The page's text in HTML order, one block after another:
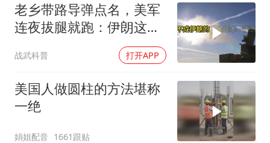
老乡带路导弹点名，美军
连夜拔腿就跑：伊朗这波
操作把霸权底裤撕了个精
光
战武科普 打开APP
美国人做圆柱的方法堪称
一绝
娟姐配音 1661跟贴